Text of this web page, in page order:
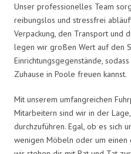
Unser professionelles Team
reibungslos und stressfrei
Verpackung, den Transport und
legen wir großen Wert auf den
Einrichtungsgegenstände,
Zuhause in Poole freuen kannst.
Mit unserem umfangreichen
Mitarbeitern sind wir in der
durchzuführen. Egal, ob es sich
wenigen Möbeln oder um